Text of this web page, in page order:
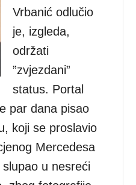
Vrbanić odlučio
je, izgleda,
održati
”zvjezdani”
status. Portal
par dana pisao
koji se proslavio
Mercedesa
u nesreći